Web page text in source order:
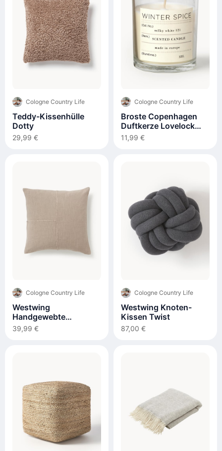
Cologne Country Life
Teddy-Kissenhülle
Dotty
29,99 €
Cologne Country Life
Broste Copenhagen
Duftkerze Lovelock
(Zimt)
11,99 €
Cologne Country Life
Westwing
Handgewebte
Kissenhülle Terre mit
dekorativer Naht
39,99 €
Cologne Country Life
Westwing Knoten-
Kissen Twist
87,00 €